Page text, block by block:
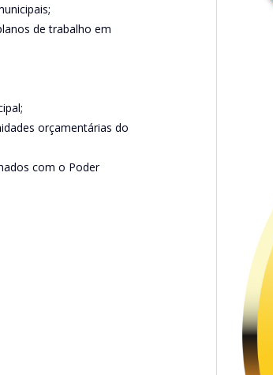
de trabalho em
orçamentárias do
com o Poder